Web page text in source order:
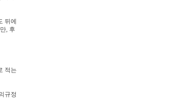
뒤에
, 후
적는
규정